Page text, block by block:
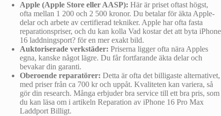
Apple (Apple Store eller AASP): Här är priset oftast högst,
ofta mellan 1 200 och 2 500 kronor. Du betalar för äkta Apple-
delar och arbete av certifierad tekniker. Apple har ofta fasta
reparationspriser, och du kan kolla Vad kostar det att byta iPhone
16 laddningsport? för en mer exakt bild.
Auktoriserade verkstäder: Priserna ligger ofta nära Apples
egna, kanske något lägre. Du får fortfarande äkta delar och
bevakar din garanti.
Oberoende reparatörer: Detta är ofta det billigaste alternativet,
med priser från ca 700 kr och uppåt. Kvaliteten kan variera, så
gör din research. Många erbjuder bra service till ett bra pris, som
du kan läsa om i artikeln Reparation av iPhone 16 Pro Max
Laddport Billigt.